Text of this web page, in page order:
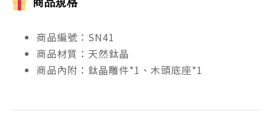
商品編號：SN41
商品材質：天然鈦晶
商品內附：鈦晶雕件*1、木頭底座*1